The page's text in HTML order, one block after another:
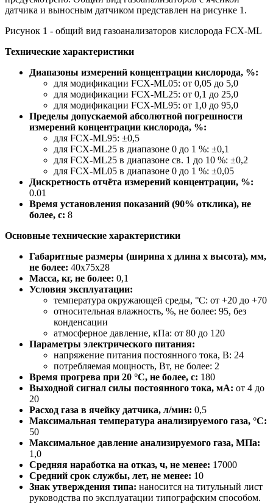
датчика и выносным датчиком представлен на рисунке 1.
Рисунок 1 - общий вид газоанализаторов кислорода FCX-ML
Технические характеристики
Диапазоны измерений концентрации кислорода, %:
для модификации FCX-ML05: от 0,05 до 5,0
для модификации FCX-ML25: от 0,1 до 25,0
для модификации FCX-ML95: от 1,0 до 95,0
Пределы допускаемой абсолютной погрешности
измерений концентрации кислорода, %:
для FCX-ML95: ±0,5
для FCX-ML25 в диапазоне 0 до 1 %: ±0,1
для FCX-ML25 в диапазоне св. 1 до 10 %: ±0,2
для FCX-ML05 в диапазоне 0 до 1 %: ±0,05
Дискретность отчёта измерений концентрации, %:
0.01
Время установления показаний (90% отклика), не
более, с: 8
Основные технические характеристики
Габаритные размеры (ширина х длина х высота), мм,
не более: 40x75x28
Масса, кг, не более: 0,1
Условия эксплуатации:
температура окружающей среды, °С: от +20 до +70
относительная влажность, %, не более: 95, без
конденсации
атмосферное давление, кПа: от 80 до 120
Параметры электрического питания:
напряжение питания постоянного тока, В: 24
потребляемая мощность, Вт, не более: 2
Время прогрева при 20 °C, не более, с: 180
Выходной сигнал силы постоянного тока, мА: от 4 до
20
Расход газа в ячейку датчика, л/мин: 0,5
Максимальная температура анализируемого газа, °C:
50
Максимальное давление анализируемого газа, МПа:
1,0
Средняя наработка на отказ, ч, не менее: 17000
Средний срок службы, лет, не менее: 10
Знак утверждения типа: наносится на титульный лист
руководства по эксплуатации типографским способом.